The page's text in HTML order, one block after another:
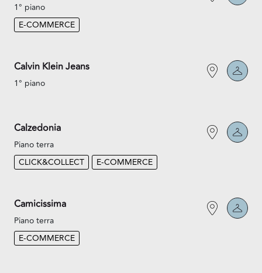
1° piano
E-COMMERCE
Calvin Klein Jeans
1° piano
Calzedonia
Piano terra
CLICK&COLLECT
E-COMMERCE
Camicissima
Piano terra
E-COMMERCE